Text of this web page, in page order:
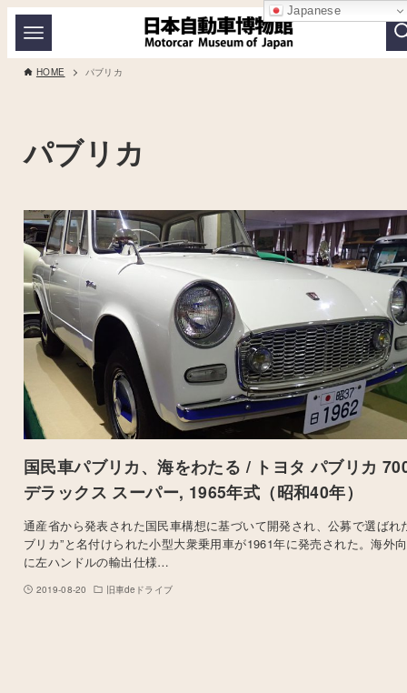
HOME パブリカ
パブリカ
国民車パブリカ、海をわたる / トヨタ パブリカ
デラックス スーパー, 1965年式（昭和40年）
通産省から発表された国民車構想に基づいて開発され、公募で選ばれ
ブリカ”と名付けられた小型大衆乗用車が1961年に発売された。海外
に左ハンドルの輸出仕様…
2019-08-20 旧車deドライブ
Japanese